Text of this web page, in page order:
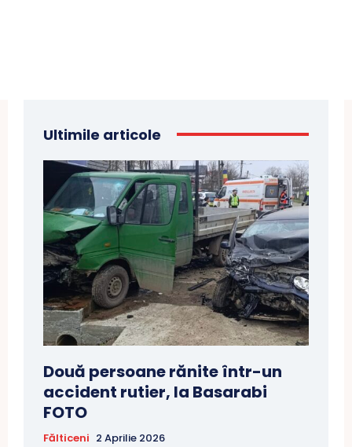
Ultimile articole
Două persoane rănite într-un
accident rutier, la Basarabi
FOTO
Fălticeni 2 Aprilie 2026